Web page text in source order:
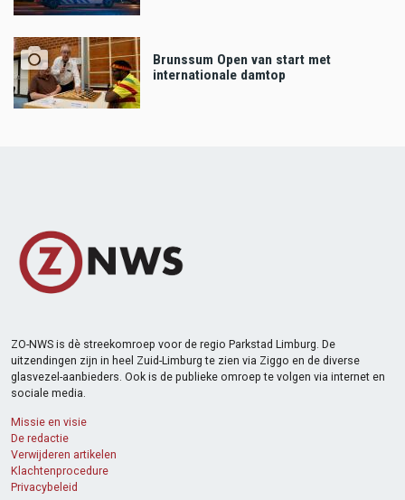
Brunssum Open van start met
internationale damtop
ZO-NWS is dè streekomroep voor de regio Parkstad Limburg. De
uitzendingen zijn in heel Zuid-Limburg te zien via Ziggo en de diverse
glasvezel-aanbieders. Ook is de publieke omroep te volgen via internet en
sociale media.
Missie en visie
De redactie
Verwijderen artikelen
Klachtenprocedure
Privacybeleid